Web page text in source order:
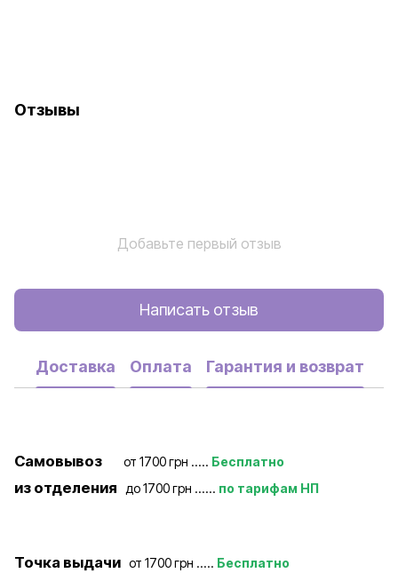
Отзывы
Добавьте первый отзыв
Написать отзыв
Доставка Оплата Гарантия и возврат
Самовывоз от 1700 грн ..... Бесплатно
из отделения до 1700 грн ...... по тарифам НП
Точка выдачи от 1700 грн ..... Бесплатно